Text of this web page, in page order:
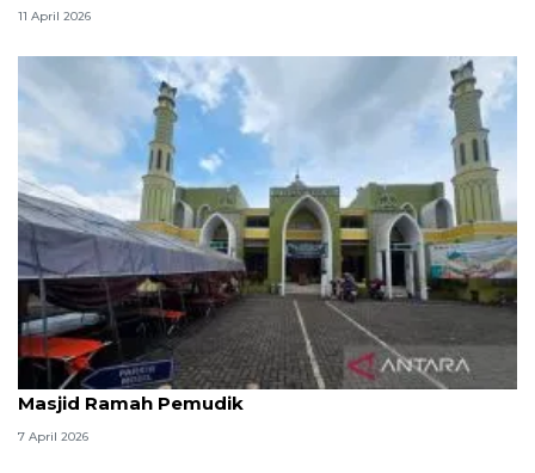
11 April 2026
Kemenag: 3,5 juta orang manfaatkan layanan
Masjid Ramah Pemudik
7 April 2026